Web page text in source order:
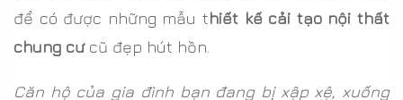
để có được những mẫu thiết kế cải tạo nội thất
chung cưcũ đẹp hút hồn.
Căn hộ của gia đình bạn đang bị xập xệ, xuống